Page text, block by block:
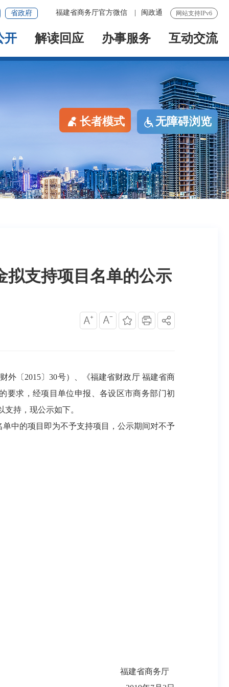
网站支持IPv6
福建省商务厅官方微信 闽政通
省政府
开 解读回应 办事服务 互动交流
长者模式 无障碍浏览
拟支持项目名单的公示
财外〔 2015〕30号） 、《福建省财政厅 福建省商
要求， 经项目单位申报、 各设区市商务部门初
持，现公示如下。
单中的项目即为不予支持项目，公示期间对不予
福建省商务厅